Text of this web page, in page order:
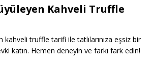
Kahveli Truffle
kahveli truffle tarifi ile tatlılarınıza eşsiz bir
katın. Hemen deneyin ve farkı fark edin!